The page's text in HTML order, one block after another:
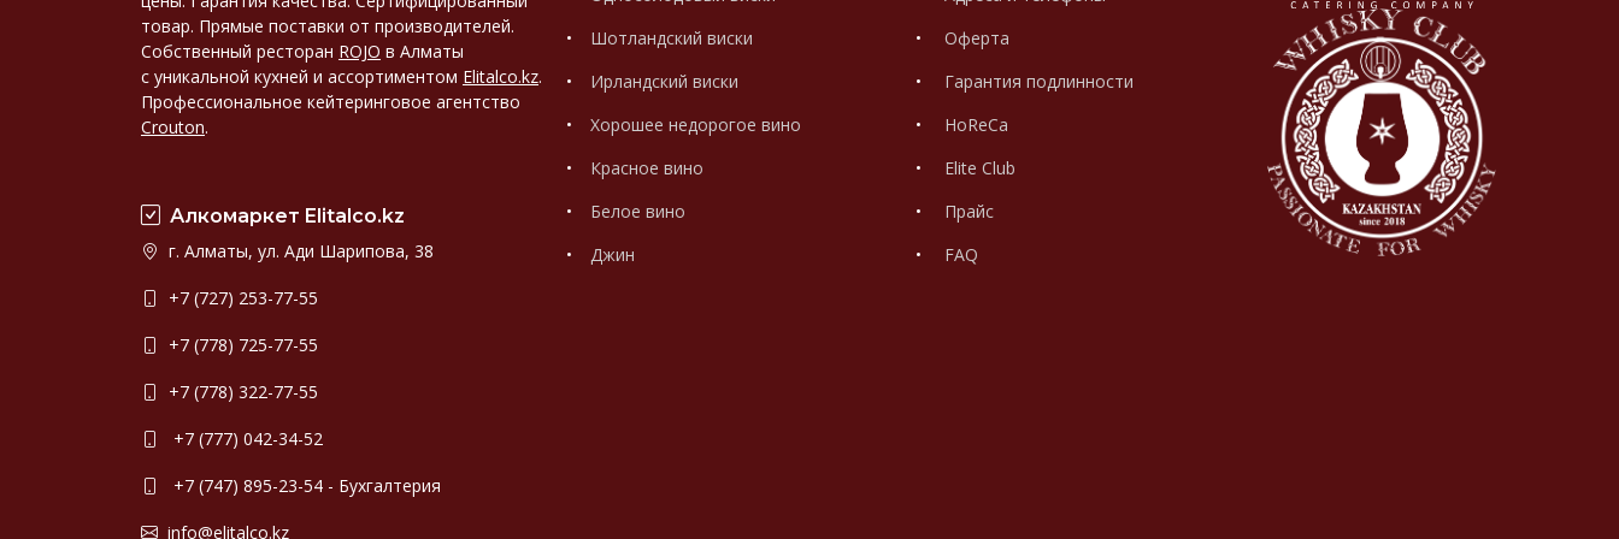
товар. Прямые поставки от производителей.
Собственный ресторан ROJO в Алматы
с уникальной кухней и ассортиментом Elitalco.kz.
Профессиональное кейтеринговое агентство
Crouton.
Алкомаркет Elitalco.kz
г. Алматы, ул. Ади Шарипова, 38
+7 (727) 253-77-55
+7 (778) 725-77-55
+7 (778) 322-77-55
+7 (777) 042-34-52
+7 (747) 895-23-54 - Бухгалтерия
info@elitalco.kz
Шотландский виски
Ирландский виски
Хорошее недорогое вино
Красное вино
Белое вино
Джин
Оферта
Гарантия подлинности
HoReCa
Elite Club
Прайс
FAQ